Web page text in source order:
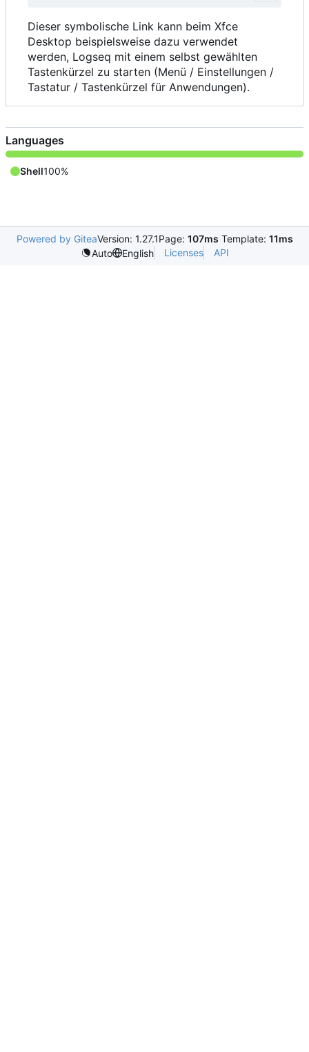
Dieser symbolische Link kann beim Xfce
Desktop beispielsweise dazu verwendet
werden, Logseq mit einem selbst gewählten
Tastenkürzel zu starten (Menü / Einstellungen /
Tastatur / Tastenkürzel für Anwendungen).
Languages
Shell100%
Powered by GiteaVersion: 1.27.1Page: 107ms Template: 11ms
Auto
English Licenses API